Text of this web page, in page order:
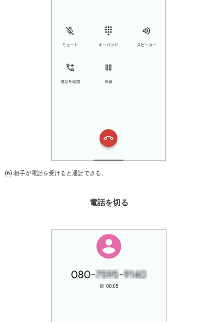
(6) 相手が電話を受けると通話できる。
電話を切る